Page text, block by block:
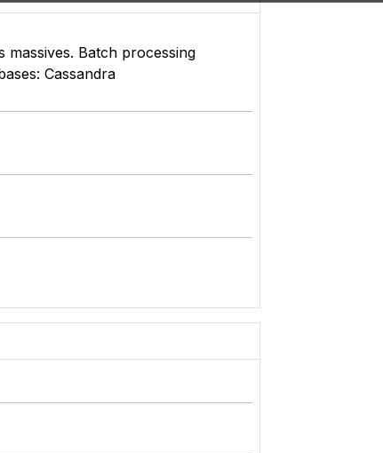
massives. Batch processing
Cassandra